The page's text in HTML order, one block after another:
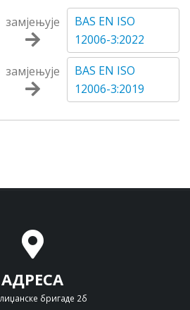
замјењује
BAS EN ISO
12006-3:2022
замјењује
BAS EN ISO
12006-3:2019
АДРЕСА
бригаде 2б